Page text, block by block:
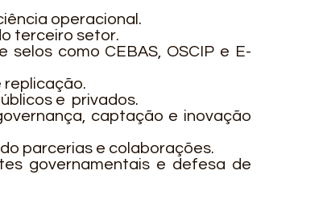
operacional.
terceiro setor.
selos como CEBAS, OSCIP e E-
replicação.
e privados.
captação e inovação
parcerias e colaborações.
governamentais e defesa de